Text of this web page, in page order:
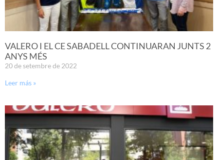
VALERO I EL CE SABADELL CONTINUARAN JUNTS 2
ANYS MÉS
20 de setembre de 2022
Leer más »